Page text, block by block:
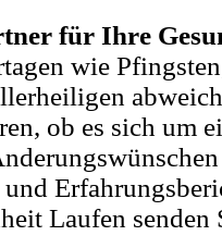
für Ihre
wie
ob es sich um
Laufen senden